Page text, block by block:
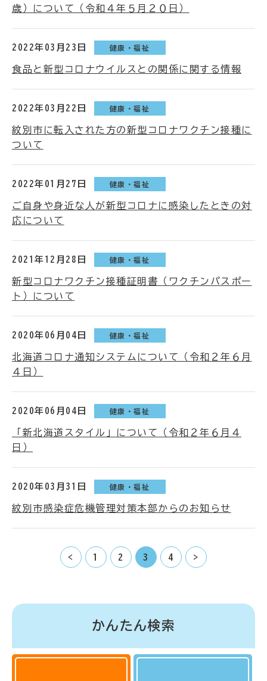
歳）について（令和４年５月２０日）
2022年03月23日 健康・福祉
食品と新型コロナウイルスとの関係に関する情報
2022年03月22日 健康・福祉
紋別市に転入された方の新型コロナワクチン接種に
ついて
2022年01月27日 健康・福祉
ご自身や身近な人が新型コロナに感染したときの対
応について
2021年12月28日 健康・福祉
新型コロナワクチン接種証明書（ワクチンパスポー
ト）について
2020年06月04日 健康・福祉
北海道コロナ通知システムについて（令和２年６月
４日）
2020年06月04日 健康・福祉
「新北海道スタイル」について（令和２年６月４
日）
2020年03月31日 健康・福祉
紋別市感染症危機管理対策本部からのお知らせ
< 1 2 3 4 >
かんたん検索